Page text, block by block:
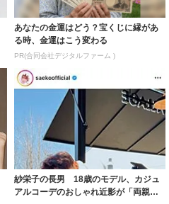
あなたの金運はどう？宝くじに縁があ
る時、金運はこう変わる
PR(合同会社デジタルファーム )
紗栄子の長男 18歳のモデル、カジュ
アルコーデのおしゃれ近影が「両親の